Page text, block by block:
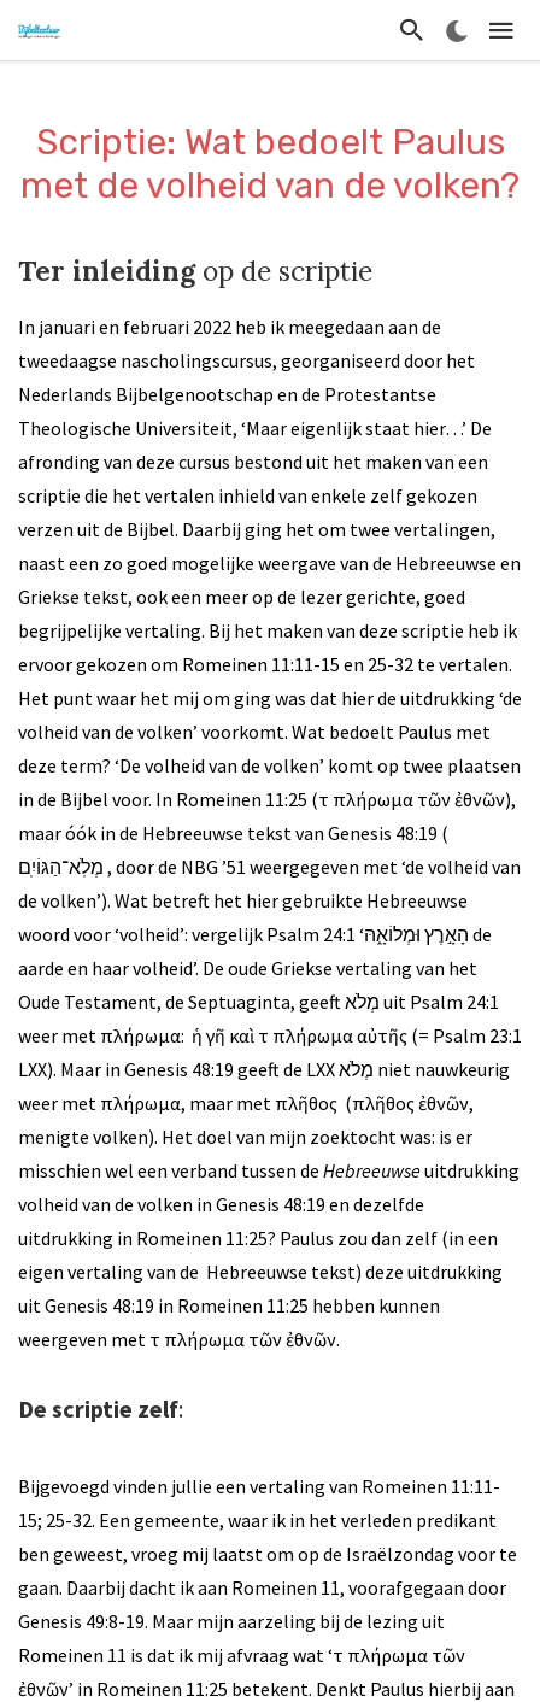
Scriptie: Wat bedoelt Paulus
met de volheid van de volken?
Ter inleidingop de scriptie
In januari en februari 2022 heb ik meegedaan aan de
tweedaagse nascholingscursus, georganiseerd door het
Nederlands Bijbelgenootschap en de Protestantse
Theologische Universiteit, ‘Maar eigenlijk staat hier…’ De
afronding van deze cursus bestond uit het maken van een
scriptie die het vertalen inhield van enkele zelf gekozen
verzen uit de Bijbel. Daarbij ging het om twee vertalingen,
naast een zo goed mogelijke weergave van de Hebreeuwse en
Griekse tekst, ook een meer op de lezer gerichte, goed
begrijpelijke vertaling. Bij het maken van deze scriptie heb ik
ervoor gekozen om Romeinen 11:11-15 en 25-32 te vertalen.
Het punt waar het mij om ging was dat hier de uitdrukking ‘de
volheid van de volken’ voorkomt. Wat bedoelt Paulus met
deze term? ‘De volheid van de volken’ komt op twee plaatsen
in de Bijbel voor. In Romeinen 11:25 (τὸ πλήρωμα τῶν ἐθνῶν),
maar óók in de Hebreeuwse tekst van Genesis 48:19 (
מְלֹֽא־הַגּוֹיִֽם , door de NBG ’51 weergegeven met ‘de volheid van
de volken’). Wat betreft het hier gebruikte Hebreeuwse
woord voor ‘volheid’: vergelijk Psalm 24:1 ‘הָאָ֣רֶץ וּמְלוֹאָ֑הּ de
aarde en haar volheid’. De oude Griekse vertaling van het
Oude Testament, de Septuaginta, geeft מְלֹא uit Psalm 24:1
weer met πλήρωμα: ἡ γῆ καὶ τὸ πλήρωμα αὐτῆς (= Psalm 23:1
LXX). Maar in Genesis 48:19 geeft de LXX מְלֹא niet nauwkeurig
weer met πλήρωμα, maar met πλῆθος (πλῆθος ἐθνῶν,
menigte volken). Het doel van mijn zoektocht was: is er
misschien wel een verband tussen de Hebreeuwseuitdrukking
volheid van de volken in Genesis 48:19 en dezelfde
uitdrukking in Romeinen 11:25? Paulus zou dan zelf (in een
eigen vertaling van de Hebreeuwse tekst) deze uitdrukking
uit Genesis 48:19 in Romeinen 11:25 hebben kunnen
weergeven met τὸ πλήρωμα τῶν ἐθνῶν.
De scriptie zelf:
Bijgevoegd vinden jullie een vertaling van Romeinen 11:11-
15; 25-32. Een gemeente, waar ik in het verleden predikant
ben geweest, vroeg mij laatst om op de Israëlzondag voor te
gaan. Daarbij dacht ik aan Romeinen 11, voorafgegaan door
Genesis 49:8-19. Maar mijn aarzeling bij de lezing uit
Romeinen 11 is dat ik mij afvraag wat ‘τὸ πλήρωμα τῶν
ἐθνῶν’ in Romeinen 11:25 betekent. Denkt Paulus hierbij aan